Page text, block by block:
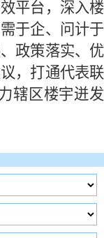
平台，深入楼
于企、问计于
政策落实、优
，打通代表联
辖区楼宇迸发